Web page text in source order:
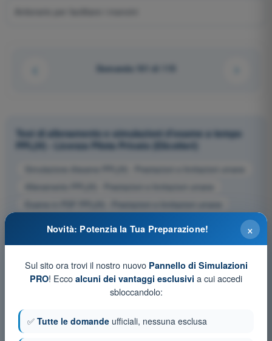
Domanda 101 di 115
Test di allenamento e simulazioni d'esame a tempo
PPL(H) - Licenza Pilota Privato (Elicotteri)
Simulazione d'esame PPL(H) - Prestazioni e limitazioni umane
Esame in PDF PPL(H) - Prestazioni e limitazioni umane
×
Novità: Potenzia la Tua Preparazione!
Sul sito ora trovi il nostro nuovo Pannello di Simulazioni
PRO! Ecco alcuni dei vantaggi esclusivi a cui accedi
sbloccandolo:
✅ Tutte le domande ufficiali, nessuna esclusa